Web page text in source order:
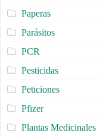
Paperas
Parásitos
PCR
Pesticidas
Peticiones
Pfizer
Plantas Medicinales